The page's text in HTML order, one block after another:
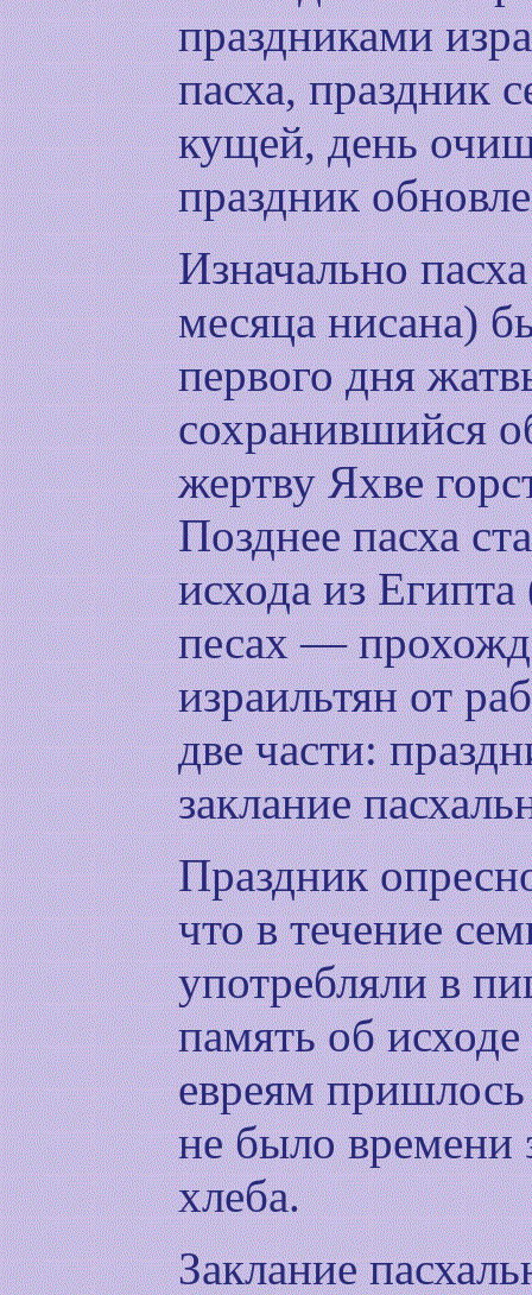
праздниками
пасха, праздник
кущей, день
праздник
Изначально
месяца нисана)
первого дня
сохранившийся
жертву Яхве
Позднее пасха
исхода из
песах —
израильтян от
две части:
заклание
Праздник
что в течение
употребляли в
память об
евреям
не было времени
хлеба.
Заклание